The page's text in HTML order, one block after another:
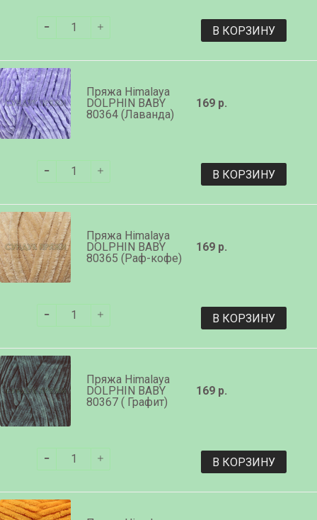
В КОРЗИНУ
Пряжа Himalaya
DOLPHIN BABY
80364 (Лаванда)
169 р.
В КОРЗИНУ
Пряжа Himalaya
DOLPHIN BABY
80365 (Раф-кофе)
169 р.
В КОРЗИНУ
Пряжа Himalaya
DOLPHIN BABY
80367 ( Графит)
169 р.
В КОРЗИНУ